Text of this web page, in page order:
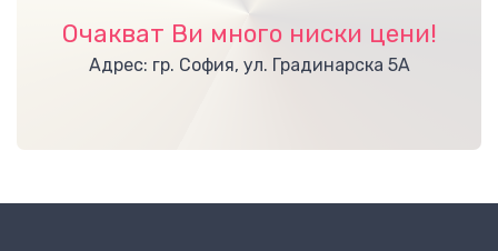
Очакват Ви много ниски цени!
Адрес: гр. София, ул. Градинарска 5А